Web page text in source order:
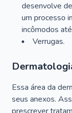
desenvolve
um processo
incômodos
Verrugas.
Essa área da
seus anexos.